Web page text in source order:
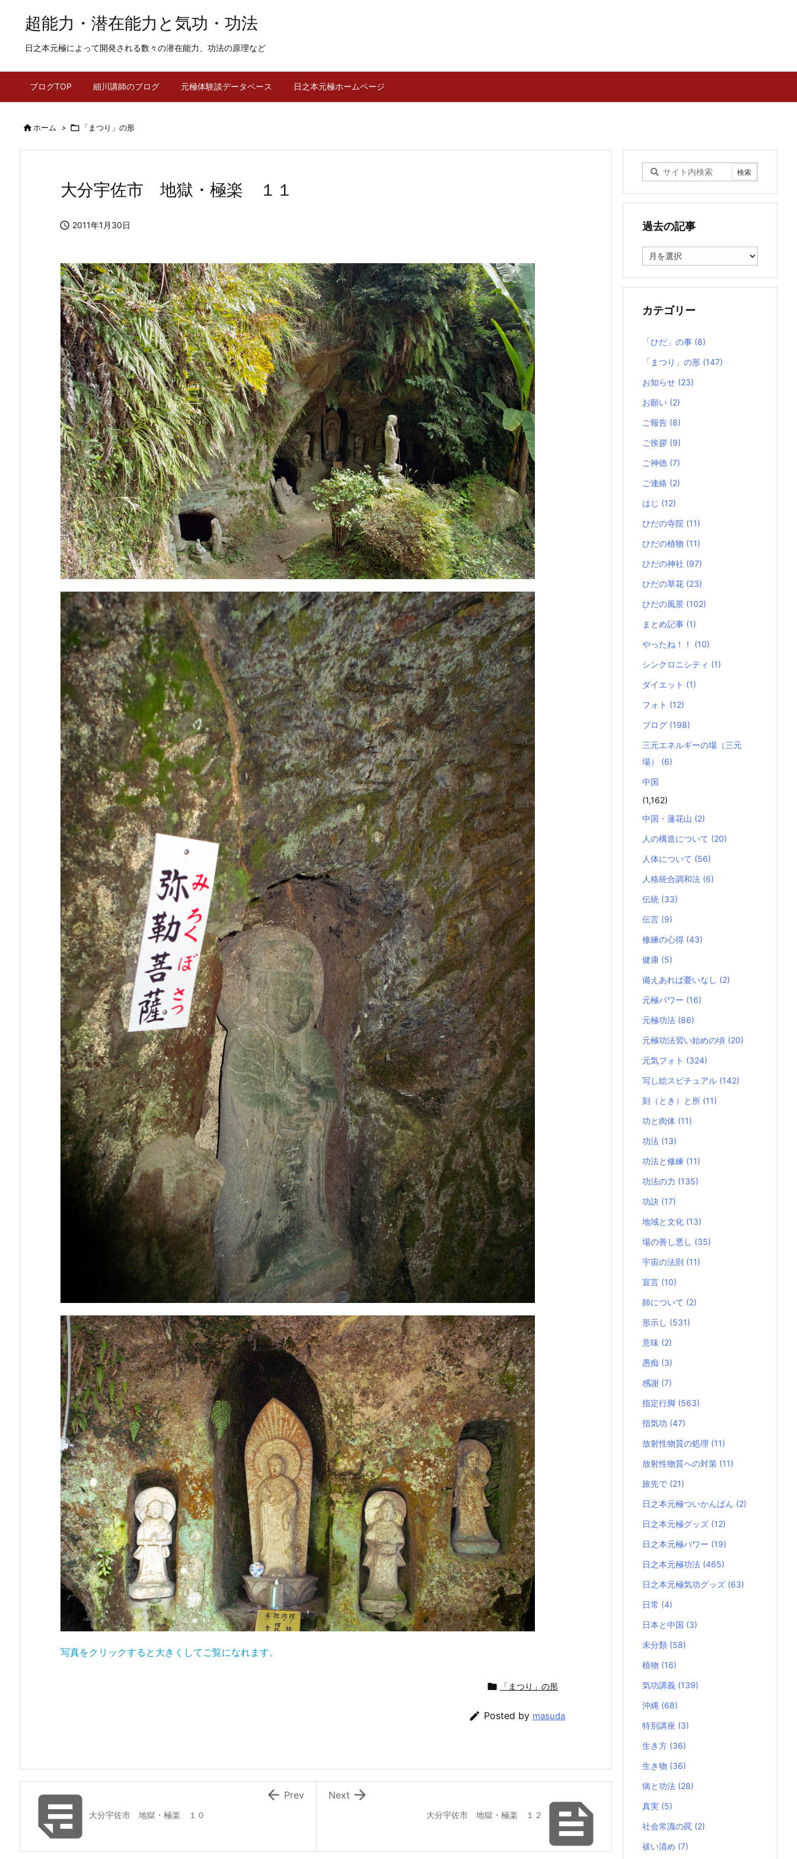
超能力・潜在能力と気功・功法
日之本元極によって開発される数々の潜在能力、功法の原理など
ブログTOP 細川講師のブログ 元極体験談データベース 日之本元極ホームページ
ホーム >  「まつり」の形
大分宇佐市 地獄・極楽 １１
 2011年1月30日
写真をクリックすると大きくしてご覧になれます。
 「まつり」の形
 Posted by masuda

大分宇佐市 地獄・極楽 １２

Next
大分宇佐市 地獄・極楽 １０
 Prev
過去の記事
去
記
カテゴリー
「ひだ」の事 (8)
「まつり」の形 (147)
お知らせ (23)
お願い (2)
ご報告 (8)
ご挨拶 (9)
ご神徳 (7)
ご連絡 (2)
はじ (12)
ひだの寺院 (11)
ひだの植物 (11)
ひだの神社 (97)
ひだの草花 (23)
ひだの風景 (102)
まとめ記事 (1)
やったね！！ (10)
シンクロニシティ (1)
ダイエット (1)
フォト (12)
ブログ (198)
三元エネルギーの場（三元
場） (6)
中国
(1,162)
中国・蓮花山 (2)
人の構造について (20)
人体について (56)
人格統合調和法 (6)
伝統 (33)
伝言 (9)
修練の心得 (43)
健康 (5)
備えあれば憂いなし (2)
元極パワー (16)
元極功法 (86)
元極功法習い始めの頃 (20)
元気フォト (324)
写し絵スピチュアル (142)
刻（とき）と所 (11)
功と肉体 (11)
功法 (13)
功法と修練 (11)
功法の力 (135)
功訣 (17)
地域と文化 (13)
場の善し悪し (35)
宇宙の法則 (11)
宣言 (10)
師について (2)
形示し (531)
意味 (2)
愚痴 (3)
感謝 (7)
指定行脚 (563)
指気功 (47)
放射性物質の処理 (11)
放射性物質への対策 (11)
旅先で (21)
日之本元極ついかんばん (2)
日之本元極グッズ (12)
日之本元極パワー (19)
日之本元極功法 (465)
日之本元極気功グッズ (63)
日常 (4)
日本と中国 (3)
未分類 (58)
植物 (16)
気功講義 (139)
沖縄 (68)
特別講座 (3)
生き方 (36)
生き物 (36)
病と功法 (28)
真実 (5)
社会常識の罠 (2)
祓い清め (7)